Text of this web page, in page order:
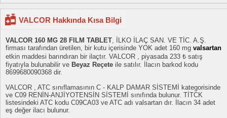
VALCOR Hakkında Kısa Bilgi
VALCOR 160 MG 28 FILM TABLET, İLKO İLAÇ SAN. VE TİC. A.Ş.
firması tarafından üretilen, bir kutu içerisinde YOK adet 160 mg valsartan
etkin maddesi barındıran bir ilaçtır. VALCOR , piyasada 233 ₺ satış
fiyatıyla bulunabilir ve Beyaz Reçete ile satılır. İlacın barkod kodu
8699680090368 dir.
VALCOR , ATC sınıflamasının C - KALP DAMAR SİSTEMİ kategorisinde
ve C09 RENİN-ANJİYOTENSİN SİSTEMİ sınıfında bulunur. TİTCK
listesindeki ATC kodu C09CA03 ve ATC adı valsartan dır. İlacın 34 adet
eş değer ilacı bulunur.